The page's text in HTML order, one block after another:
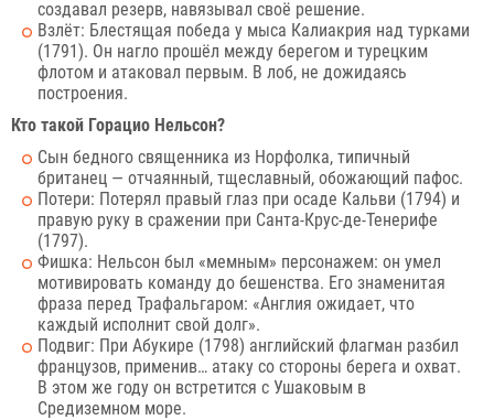
создавал резерв, навязывал своё решение.
Взлёт: Блестящая победа у мыса Калиакрия над турками
(1791). Он нагло прошёл между берегом и турецким
флотом и атаковал первым. В лоб, не дожидаясь
построения.
Кто такой Горацио Нельсон?
Сын бедного священника из Норфолка, типичный
британец — отчаянный, тщеславный, обожающий пафос.
Потери: Потерял правый глаз при осаде Кальви (1794) и
правую руку в сражении при Санта-Крус-де-Тенерифе
(1797).
Фишка: Нельсон был «мемным» персонажем: он умел
мотивировать команду до бешенства. Его знаменитая
фраза перед Трафальгаром: «Англия ожидает, что
каждый исполнит свой долг».
Подвиг: При Абукире (1798) английский флагман разбил
французов, применив… атаку со стороны берега и охват.
В этом же году он встретится с Ушаковым в
Средиземном море.